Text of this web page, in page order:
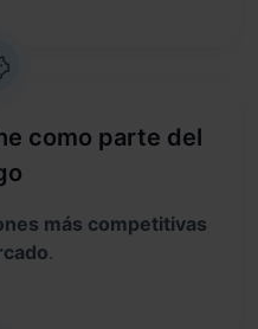
como parte del
más competitivas
.